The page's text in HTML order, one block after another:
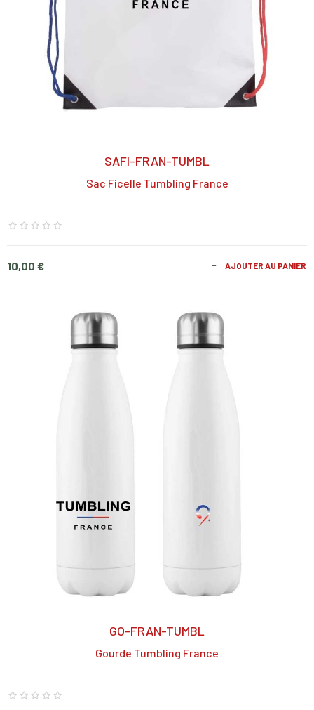
SAFI-FRAN-TUMBL
Sac Ficelle Tumbling France
AJOUTER AU PANIER
Prix
10,00 €
GO-FRAN-TUMBL
Gourde Tumbling France